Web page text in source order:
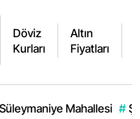
Döviz
Kurları
Altın
Fiyatları
Süleymaniye Mahallesi #